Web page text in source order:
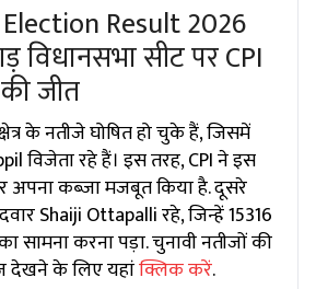
Result 2026
विधानसभा सीट पर CPI
जीत
के नतीजे घोषित हो चुके हैं, जिसमें
विजेता रहे हैं। इस तरह, CPI ने इस
अपना कब्जा मजबूत किया है. दूसरे
Shaiji Ottapalli रहे, जिन्हें 15316
सामना करना पड़ा. चुनावी नतीजों की
देखने के लिए यहांक्लिक करें.